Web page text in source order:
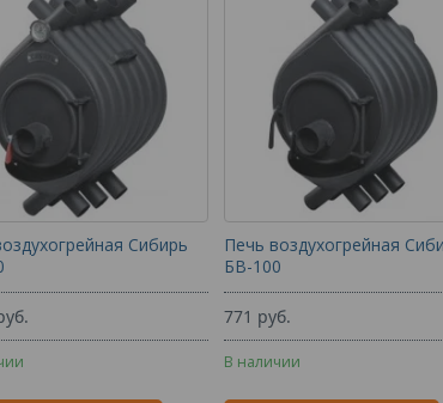
Сибирь
Печь воздухогрейная
БВ-100
771 руб.
В наличии